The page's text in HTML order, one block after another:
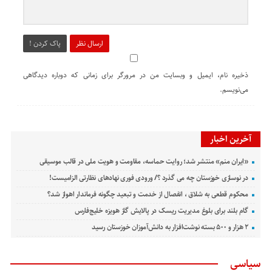
ارسال نظر پاک کردن !
ذخیره نام، ایمیل و وبسایت من در مرورگر برای زمانی که دوباره دیدگاهی
می‌نویسم.
آخرین اخبار
«ایران منم» منتشر شد؛ روایت حماسه، مقاومت و هویت ملی در قالب موسیقی
در نوسازی خوزستان چه می گذرد ؟/ ورودی فوری نهادهای نظارتی الزامیست!
محکوم قطعی به شلاق ، انفصال از خدمت و تبعید چگونه فرماندار اهواز شد؟
گام بلند برای بلوغ مدیریت ریسک در پالایش گاز هویزه خلیج‌فارس
۲ هزار و ۵۰۰ بسته نوشت‌افزار به دانش‌آموزان خوزستان رسید
سیاسی